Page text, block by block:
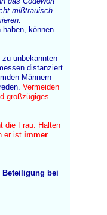
mißtrauisch
haben, können
unbekannten
distanziert.
Männern
Vermeiden
großzügiges
die Frau. Halten
er ist immer
bei